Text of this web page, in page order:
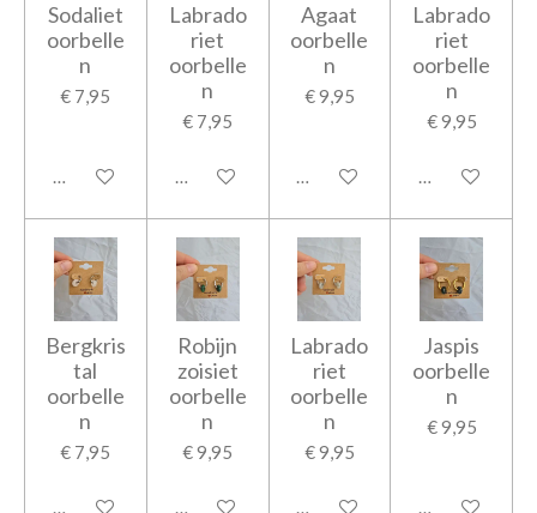
Sodaliet
oorbelle
n
€ 7,95
In winkelwagen
Labrado
riet
oorbelle
n
€ 7,95
In winkelwagen
Agaat
oorbelle
n
€ 9,95
In winkelwagen
Labrado
riet
oorbelle
n
€ 9,95
In
Bergkris
tal
oorbelle
n
€ 7,95
In winkelwagen
Robijn
zoisiet
oorbelle
n
€ 9,95
In winkelwagen
Labrado
riet
oorbelle
n
€ 9,95
In winkelwagen
Jaspis
oorbelle
n
€ 9,95
In